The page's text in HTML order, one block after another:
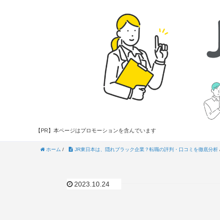
【PR】本ページはプロモーションを含んでいます
ホーム / JR東日本は、隠れブラック企業？転職の評判・口コミを徹底分析
2023.10.24